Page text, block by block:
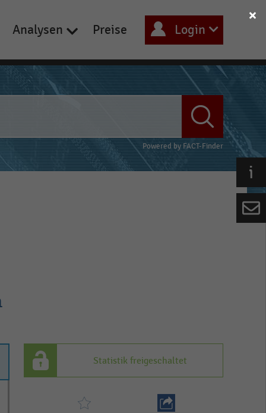
Analysen Preise Login
Powered by FACT-Finder
Statistik freigeschaltet